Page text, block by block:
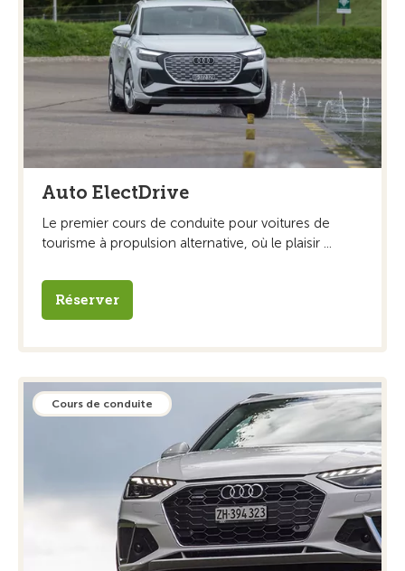
Auto ElectDrive
Le premier cours de conduite pour voitures de
tourisme à propulsion alternative, où le plaisir ...
Réserver
Cours de conduite